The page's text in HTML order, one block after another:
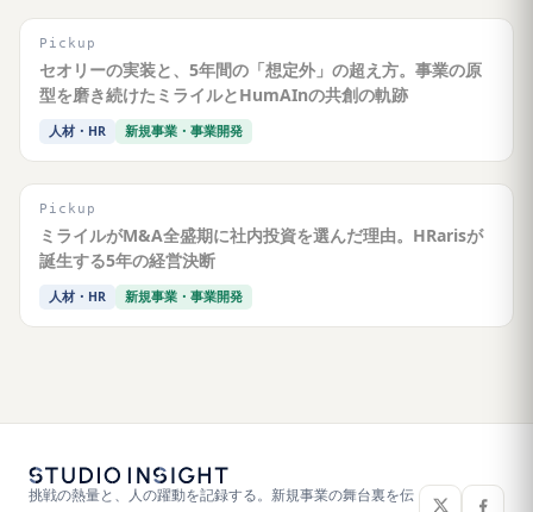
Pickup
セオリーの実装と、5年間の「想定外」の超え方。事業の原
型を磨き続けたミライルとHumAInの共創の軌跡
人材・HR 新規事業・事業開発
Pickup
ミライルがM&A全盛期に社内投資を選んだ理由。HRarisが
誕生する5年の経営決断
人材・HR 新規事業・事業開発
挑戦の熱量と、人の躍動を記録する。新規事業の舞台裏を伝